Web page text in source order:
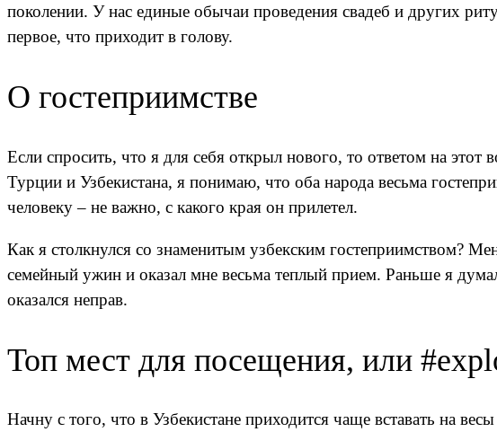
поколении. У нас единые обычаи проведения свадеб и других
первое, что прихо­дит в голову.
О гостеприимстве
Если спросить, что я для себя открыл нового, то ответом на этот
Турции и Узбекистана, я понимаю, что оба народа весьма
человеку – не важно, с какого края он прилетел.
Как я столкнулся со знаменитым узбекским гостеприимством?
семей­ный ужин и оказал мне весьма теплый прием. Раньше я
оказался неправ.
Топ мест для посещения, или
Начну с того, что в Узбекистане приходится чаще вставать на